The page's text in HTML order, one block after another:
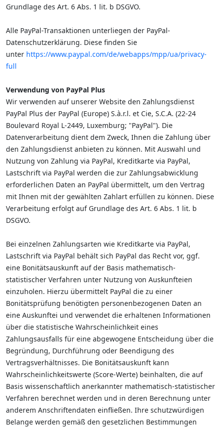
Grundlage des Art. 6 Abs. 1 lit. b DSGVO.
Alle PayPal-Transaktionen unterliegen der PayPal-
Datenschutzerklärung. Diese finden Sie
unter https://www.paypal.com/de/webapps/mpp/ua/privacy-
full
Verwendung von PayPal Plus
Wir verwenden auf unserer Website den Zahlungsdienst
PayPal Plus der PayPal (Europe) S.à.r.l. et Cie, S.C.A. (22-24
Boulevard Royal L-2449, Luxemburg; "PayPal"). Die
Datenverarbeitung dient dem Zweck, Ihnen die Zahlung über
den Zahlungsdienst anbieten zu können. Mit Auswahl und
Nutzung von Zahlung via PayPal, Kreditkarte via PayPal,
Lastschrift via PayPal werden die zur Zahlungsabwicklung
erforderlichen Daten an PayPal übermittelt, um den Vertrag
mit Ihnen mit der gewählten Zahlart erfüllen zu können. Diese
Verarbeitung erfolgt auf Grundlage des Art. 6 Abs. 1 lit. b
DSGVO.
Bei einzelnen Zahlungsarten wie Kreditkarte via PayPal,
Lastschrift via PayPal behält sich PayPal das Recht vor, ggf.
eine Bonitätsauskunft auf der Basis mathematisch-
statistischer Verfahren unter Nutzung von Auskunfteien
einzuholen. Hierzu übermittelt PayPal die zu einer
Bonitätsprüfung benötigten personenbezogenen Daten an
eine Auskunftei und verwendet die erhaltenen Informationen
über die statistische Wahrscheinlichkeit eines
Zahlungsausfalls für eine abgewogene Entscheidung über die
Begründung, Durchführung oder Beendigung des
Vertragsverhältnisses. Die Bonitätsauskunft kann
Wahrscheinlichkeitswerte (Score-Werte) beinhalten, die auf
Basis wissenschaftlich anerkannter mathematisch-statistischer
Verfahren berechnet werden und in deren Berechnung unter
anderem Anschriftendaten einfließen. Ihre schutzwürdigen
Belange werden gemäß den gesetzlichen Bestimmungen